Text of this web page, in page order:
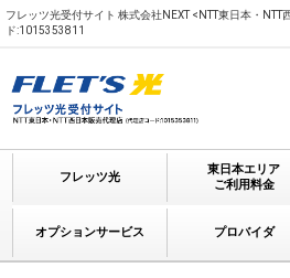
フレッツ光受付サイト 株式会社NEXT <NTT東日本・NTT
ド:1015353811
フレッツ光
東日本エリア
ご利用料金
オプションサービス プロバイダ